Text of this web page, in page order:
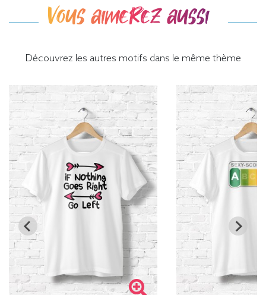
Vous aimerez aussi
Découvrez les autres motifs dans le même thème